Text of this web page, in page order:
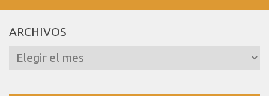
ARCHIVOS
Archivos